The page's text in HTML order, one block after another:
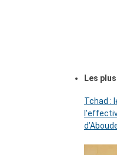
Les
Tchad :